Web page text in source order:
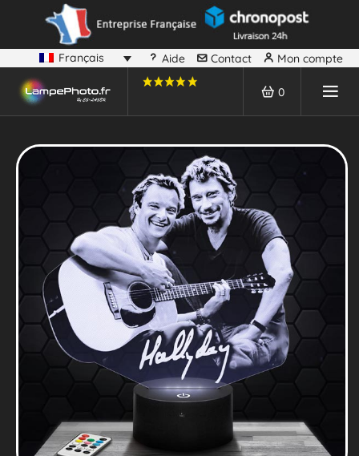
Français Aide Contact Mon compte
0